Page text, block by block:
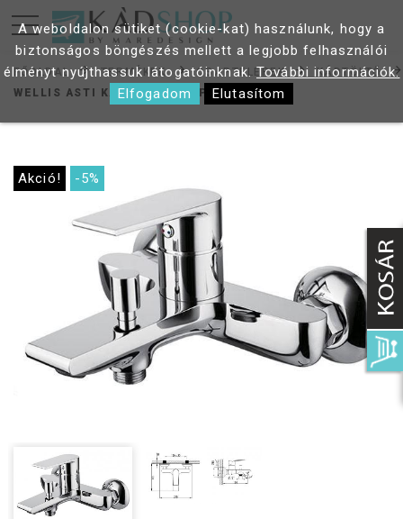
FŐOLDAL TERMÉKEK CSAPTELEPEK
KÁDTÖLTŐ
WELLIS ASTI KÁD CSAPTELEP ACS0210
Akció! -5%
A weboldalon sütiket (cookie-kat) használunk, hogy a
biztonságos böngészés mellett a legjobb felhasználói
élményt nyújthassuk látogatóinknak.További információk.
Elfogadom
Elutasítom